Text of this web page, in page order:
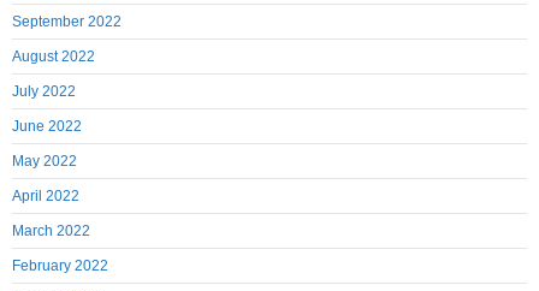
September 2022
August 2022
July 2022
June 2022
May 2022
April 2022
March 2022
February 2022